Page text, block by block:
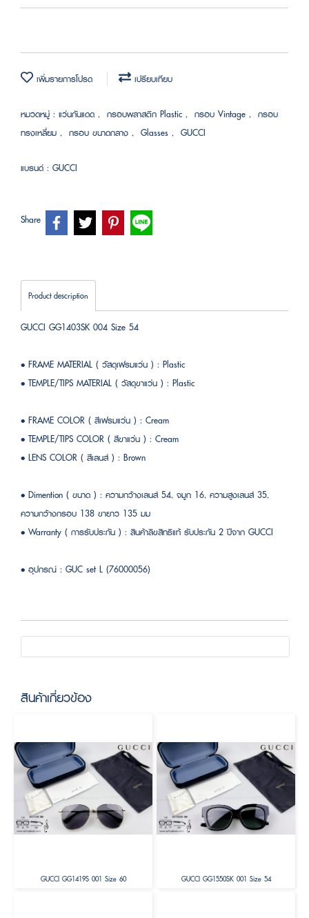
เพิ่มรายการโปรด เปรียบเทียบ
หมวดหมู่ : แว่นกันแดด , กรอบพลาสติก Plastic , กรอบ Vintage , กรอบ
ทรงเหลี่ยม , กรอบ ขนาดกลาง , Glasses , GUCCI
แบรนด์ : GUCCI
Share
Product description
GUCCI GG1403SK 004 Size 54
• FRAME MATERIAL ( วัสดุเฟรมแว่น ) : Plastic
• TEMPLE/TIPS MATERIAL ( วัสดุขาแว่น ) : Plastic
• FRAME COLOR ( สีเฟรมแว่น ) : Cream
• TEMPLE/TIPS COLOR ( สีขาแว่น ) : Cream
• LENS COLOR ( สีเลนส์ ) : Brown
• Dimention ( ขนาด ) : ความกว้างเลนส์ 54, จมูก 16, ความสูงเลนส์ 35,
ความกว้างกรอบ 138 ขายาว 135 มม
• Warranty ( การรับประกัน ) : สินค้าลิขสิทธิแท้ รับประกัน 2 ปีจาก GUCCI
• อุปกรณ์ : GUC set L (76000056)
สินค้าเกี่ยวข้อง
GUCCI GG1419S 001 Size 60 GUCCI GG1550SK 001 Size 54